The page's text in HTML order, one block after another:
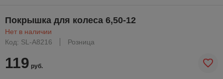
Покрышка для колеса 6,50-12
Нет в наличии
Код: SL-A8216
Розница
119 руб.